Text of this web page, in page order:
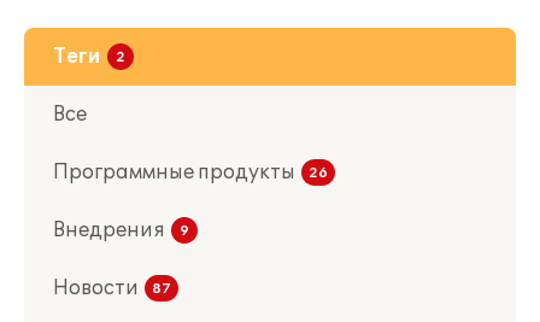
Все
Программные продукты
Внедрения
Новости
Теги